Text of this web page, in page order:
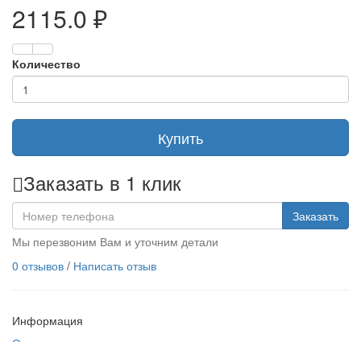
2115.0 ₽
Количество
Купить
Заказать в 1 клик
Заказать
Мы перезвоним Вам и уточним детали
0 отзывов / Написать отзыв
Информация